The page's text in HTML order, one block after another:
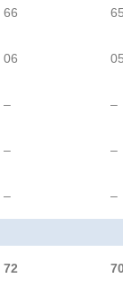
66
06
– –
– –
– –
72